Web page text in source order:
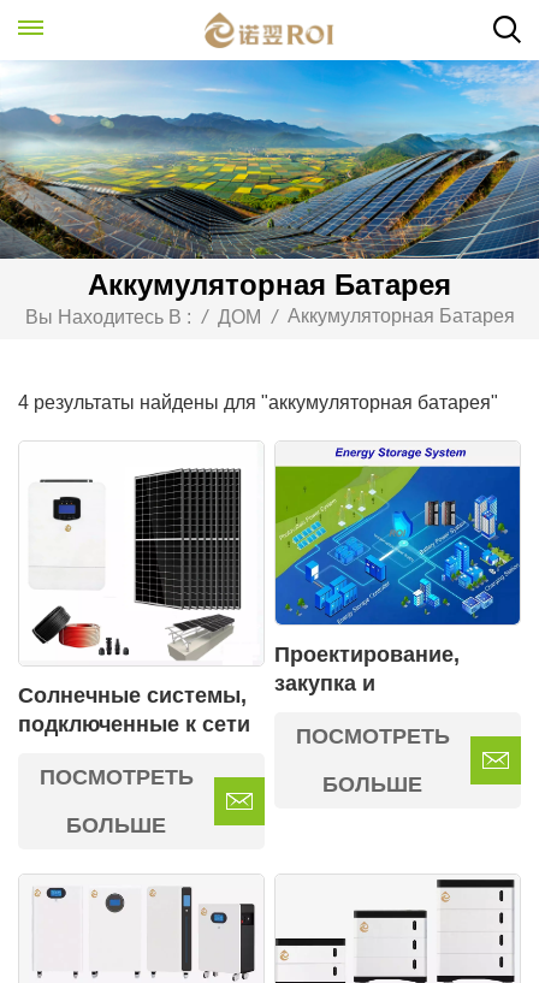
Аккумуляторная Батарея
Вы Находитесь В : / ДОМ / Аккумуляторная Батарея
4 результаты найдены для "аккумуляторная батарея"
Солнечные системы,
подключенные к сети
ПОСМОТРЕТЬ
БОЛЬШЕ
Проектирование,
закупка и
энергетике
ПОСМОТРЕТЬ
БОЛЬШЕ